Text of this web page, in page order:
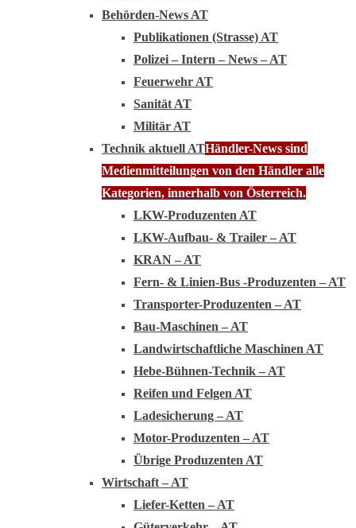
Behörden-News AT
Publikationen (Strasse) AT
Polizei – Intern – News – AT
Feuerwehr AT
Sanität AT
Militär AT
Technik aktuell ATHändler-News sind
Medienmitteilungen von den Händler alle
Kategorien, innerhalb von Österreich.
LKW-Produzenten AT
LKW-Aufbau- & Trailer – AT
KRAN – AT
Fern- & Linien-Bus -Produzenten – AT
Transporter-Produzenten – AT
Bau-Maschinen – AT
Landwirtschaftliche Maschinen AT
Hebe-Bühnen-Technik – AT
Reifen und Felgen AT
Ladesicherung – AT
Motor-Produzenten – AT
Übrige Produzenten AT
Wirtschaft – AT
Liefer-Ketten – AT